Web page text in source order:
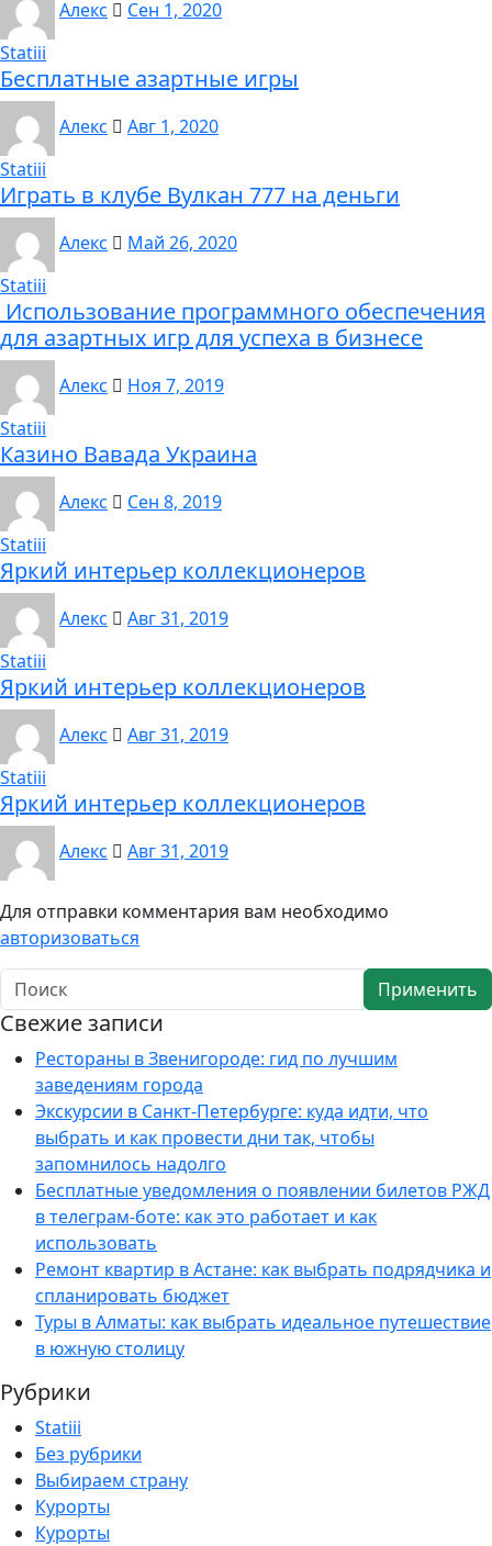
Алекс
Сен 1, 2020
Statiii
Бесплатные азартные игры
Алекс
Авг 1, 2020
Statiii
Играть в клубе Вулкан 777 на деньги
Алекс
Май 26, 2020
Statiii
Использование программного обеспечения
для азартных игр для успеха в бизнесе
Алекс
Ноя 7, 2019
Statiii
Казино Вавада Украина
Алекс
Сен 8, 2019
Statiii
Яркий интерьер коллекционеров
Алекс
Авг 31, 2019
Statiii
Яркий интерьер коллекционеров
Алекс
Авг 31, 2019
Statiii
Яркий интерьер коллекционеров
Алекс Авг 31, 2019
Для отправки комментария вам необходимо
авторизоваться
Применить
Свежие записи
Рестораны в Звенигороде: гид по лучшим
заведениям города
Экскурсии в Санкт-Петербурге: куда идти, что
выбрать и как провести дни так, чтобы
запомнилось надолго
Бесплатные уведомления о появлении билетов РЖД
в телеграм-боте: как это работает и как
использовать
Ремонт квартир в Астане: как выбрать подрядчика и
спланировать бюджет
Туры в Алматы: как выбрать идеальное путешествие
в южную столицу
Рубрики
Statiii
Без рубрики
Выбираем страну
Курорты
Курорты